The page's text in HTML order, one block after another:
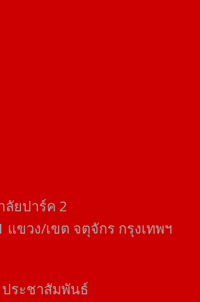
ลัยปาร์ค​ 2
ขวง/เขต​ จตุจักร​ กรุงเทพฯ
ระชาสัมพันธ์